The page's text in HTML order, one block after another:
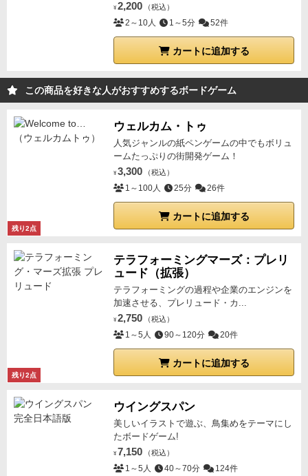
く“スコアアタック”で縛る
勝つこと以上に「自分の得点をどこまで伸ばせるか」
という、自分自身との極限の戦いになります。「どの
落語会でどの演目を出すか」「季節ボーナスをどう拾
うか」が複雑に絡み合うため、「このシナリオでは全
力で勝ちに行く」「ここは勝ち数をコントロールす
れています。② 『TRPG落語編』がもたらす、不確実
性の「特殊効果」 前作のPocketにはなかった新要素
が、プレイヤーの計算を狂わせます。
『インタラクティブ死神』：出目が奇数ならカード交
『インスマウス長屋』：配置済みカードと入れ替え、
全落語会の勝敗を再判定
これらにより、対人戦の「相手が何をしてくるか分か
らない不確実性」を、ランダム性＋強制効果で見事に
再現しています。 現に私がプレイした際、「よし、年
末に満を持して『芝浜』を出したぞ！」と思った瞬
マが起きました。この、ほぼ必勝のパターンが引っく
り返される異様さ（理不尽さ）こそが、最高に巧妙
ろ ルールブックが同梱されていない（Web参照）
トカットやパッケージを極限まで抑えるためとはい
え、ルールを読むためにインターネット環境が必要な
のは少々残念です（とはいえ、10分ほど読み込めばす
¥ 2,200 （税込）
2～10人 1～5分 52件
カートに追加する
この商品を好きな人がおすすめするボードゲーム
残り2点
ウェルカム・トゥ
人気ジャンルの紙ペンゲームの中でもボリュ
ームたっぷりの街開発ゲーム！
¥ 3,300 （税込）
1～100人 25分 26件
カートに追加する
残り2点
テラフォーミングマーズ：プレリ
ュード（拡張）
テラフォーミングの過程や企業のエンジンを
加速させる、プレリュード・カ...
¥ 2,750 （税込）
1～5人 90～120分 20件
カートに追加する
ウイングスパン
美しいイラストで遊ぶ、鳥集めをテーマにし
たボードゲーム!
¥ 7,150 （税込）
1～5人 40～70分 124件